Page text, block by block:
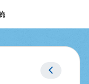
chevron_left